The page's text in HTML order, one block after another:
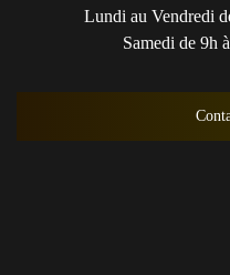
Lundi au Vendredi
Samedi de 9h